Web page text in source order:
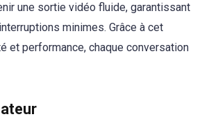
une sortie vidéo fluide, garantissant
minimes. Grâce à cet
et performance, chaque conversation